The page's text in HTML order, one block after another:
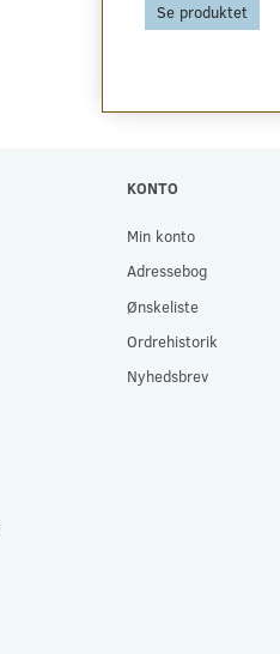
Se produktet
KONTO
Min konto
Adressebog
Ønskeliste
Ordrehistorik
Nyhedsbrev